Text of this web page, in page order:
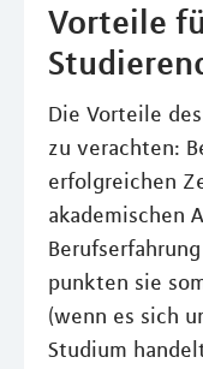
Vorteile
Die Vorteile
zu verachten:
erfolgreichen
akademischen
punkten sie
(wenn es sich
Studium